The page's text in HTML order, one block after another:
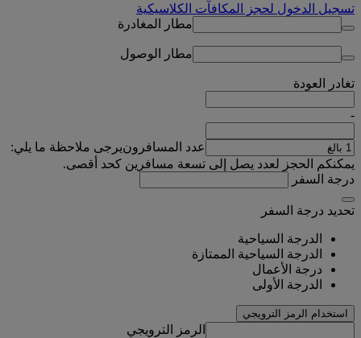
تسجيل الدخول لحجز المكافآت الكلاسيكية
مطار المغادرة
مطار الوصول
تغادر العودة
-
عدد المسافرونيرجى ملاحظة ما يلي:
يمكنكم الحجز لعدد يصل إلى تسعة مسافرين كحد أقصى.
درجة السفر
تحديد درجة السفر
الدرجة السياحية
الدرجة السياحية الممتازة
درجة الأعمال
الدرجة الأولى
استخدام الرمز الترويجي
الرمز الترويجي